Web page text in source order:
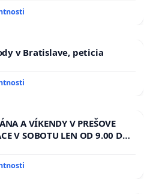
v Bratislave, peticia
A VÍKENDY V PREŠOVE
V SOBOTU LEN OD 9.00 DO
TÝŽDEŇ CIEĽ 8.00 – 18.00